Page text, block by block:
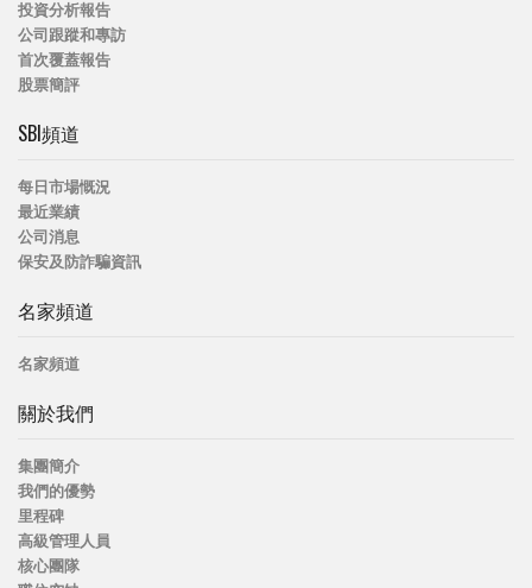
投資分析報告
公司跟蹤和專訪
首次覆蓋報告
股票簡評
SBI頻道
每日市場慨況
最近業績
公司消息
保安及防詐騙資訊
名家頻道
名家頻道
關於我們
集團簡介
我們的優勢
里程碑
高級管理人員
核心團隊